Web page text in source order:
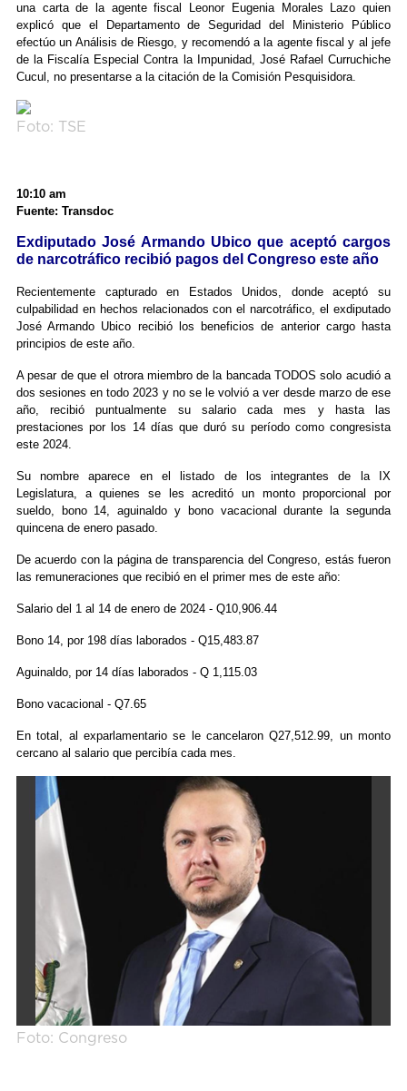
una carta de la agente fiscal Leonor Eugenia Morales Lazo quien
explicó que el Departamento de Seguridad del Ministerio Público
efectúo un Análisis de Riesgo, y recomendó a la agente fiscal y al jefe
de la Fiscalía Especial Contra la Impunidad, José Rafael Curruchiche
Cucul, no presentarse a la citación de la Comisión Pesquisidora.
Foto: TSE
10:10 am
Fuente: Transdoc
Exdiputado José Armando Ubico que aceptó cargos
de narcotráfico recibió pagos del Congreso este año
Recientemente capturado en Estados Unidos, donde aceptó su
culpabilidad en hechos relacionados con el narcotráfico, el exdiputado
José Armando Ubico recibió los beneficios de anterior cargo hasta
principios de este año.
A pesar de que el otrora miembro de la bancada TODOS solo acudió a
dos sesiones en todo 2023 y no se le volvió a ver desde marzo de ese
año, recibió puntualmente su salario cada mes y hasta las
prestaciones por los 14 días que duró su período como congresista
este 2024.
Su nombre aparece en el listado de los integrantes de la IX
Legislatura, a quienes se les acreditó un monto proporcional por
sueldo, bono 14, aguinaldo y bono vacacional durante la segunda
quincena de enero pasado.
De acuerdo con la página de transparencia del Congreso, estás fueron
las remuneraciones que recibió en el primer mes de este año:
Salario del 1 al 14 de enero de 2024 - Q10,906.44
Bono 14, por 198 días laborados - Q15,483.87
Aguinaldo, por 14 días laborados - Q 1,115.03
Bono vacacional - Q7.65
En total, al exparlamentario se le cancelaron Q27,512.99, un monto
cercano al salario que percibía cada mes.
Foto: Congreso